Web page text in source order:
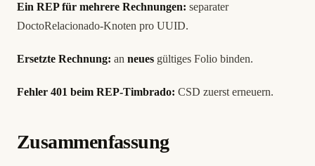
Ein REP für mehrere Rechnungen: separater
DoctoRelacionado-Knoten pro UUID.
Ersetzte Rechnung: an neues gültiges Folio binden.
Fehler 401 beim REP-Timbrado: CSD zuerst erneuern.
Zusammenfassung